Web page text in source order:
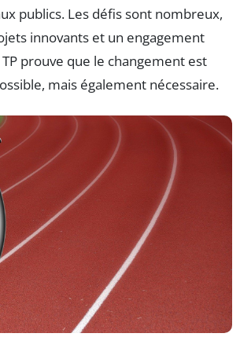
publics. Les défis sont nombreux,
innovants et un engagement
prouve que le changement est
mais également nécessaire.